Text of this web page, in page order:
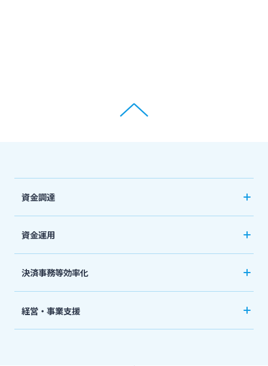
資金調達
事業資金・経営サポート
農業事業者サポート
私募債
その他
資金運用
外貨預金
投資信託
決済事務等効率化
ネット」
経営・事業支援